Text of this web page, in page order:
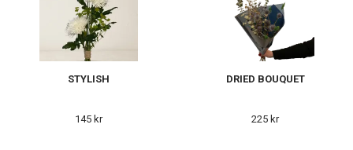
STYLISH
145 kr
DRIED BOUQUET
225 kr